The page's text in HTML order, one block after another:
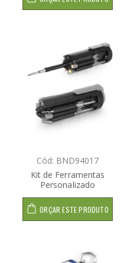
Cód: BND94017
Kit de Ferramentas
Personalizado
ORÇAR ESTE PRODUTO